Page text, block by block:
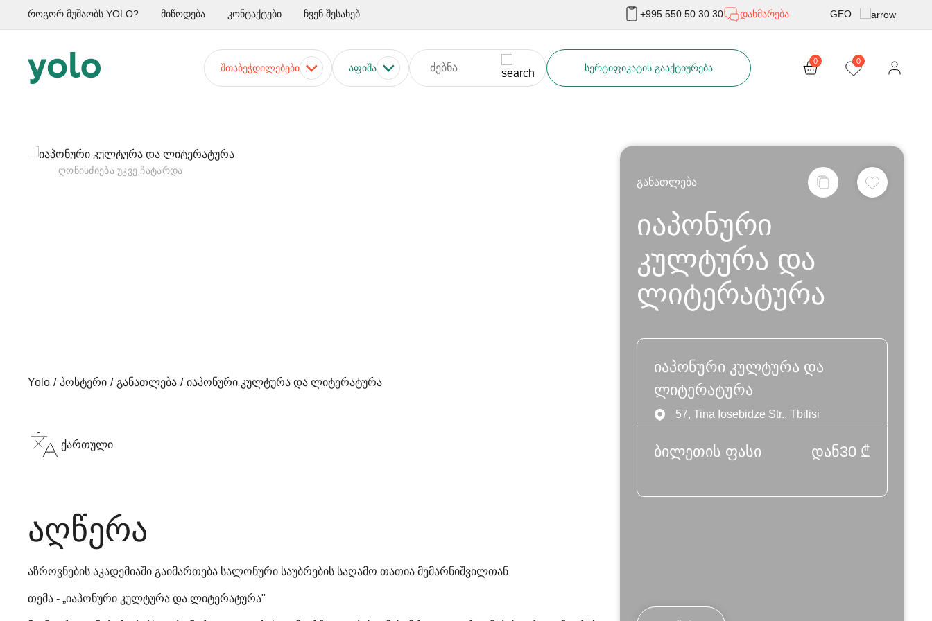
როგორ მუშაობს YOLO? მიწოდება კონტაქტები ჩვენ შესახებ +995 550 50 30 30 დახმარება GEO
Rus
ᲨᲗᲐᲑᲔᲭᲓᲘᲚᲔᲑᲔᲑᲘ ᲐᲤᲘᲨᲐ ᲡᲔᲠᲢᲘᲤᲘᲙᲐᲢᲘᲡ ᲒᲐᲐᲥᲢᲘᲣᲠᲔᲑᲐ
0 0
ᲦᲝᲜᲘᲡᲫᲘᲔᲑᲐ ᲣᲙᲕᲔ ᲩᲐᲢᲐᲠᲓᲐ
განათლება
იაპონური
კულტურა და
ლიტერატურა
იაპონური კულტურა და
ლიტერატურა
57, Tina Iosebidze Str., Tbilisi
ბილეთის ფასი დან30 ₾
Yolo პოსტერი განათლება იაპონური კულტურა და ლიტერატურა
ქართული
აღწერა
აზროვნების აკადემიაში გაიმართება სალონური საუბრების საღამო თათია მემარნიშვილთან
თემა - „იაპონური კულტურა და ლიტერატურა"